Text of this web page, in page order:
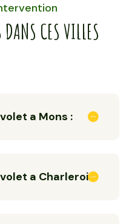
CES VILLES
a Mons :
a Charleroi :